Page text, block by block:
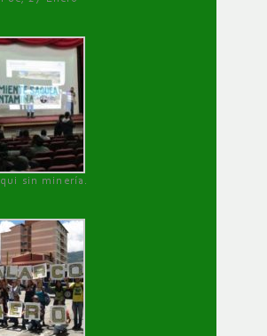
sin minería.